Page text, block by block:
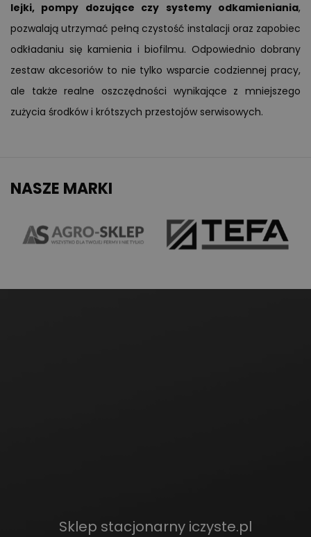
lejki, pompy dozujące czy systemy odkamieniania,
pozwalają utrzymać pełną czystość instalacji oraz zapobiec
odkładaniu się kamienia i biofilmu. Odpowiednio dobrany
zestaw akcesoriów to nie tylko wsparcie codziennej pracy,
ale także realne oszczędności wynikające z mniejszego
zużycia środków i krótszych przestojów serwisowych.
NASZE MARKI
Sklep stacjonarny iczyste.pl